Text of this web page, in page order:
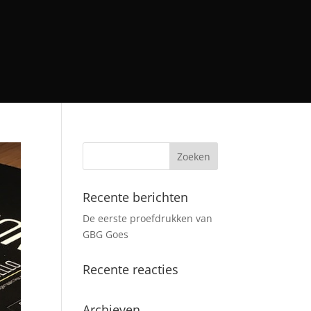
Recente berichten
De eerste proefdrukken van
GBG Goes
Recente reacties